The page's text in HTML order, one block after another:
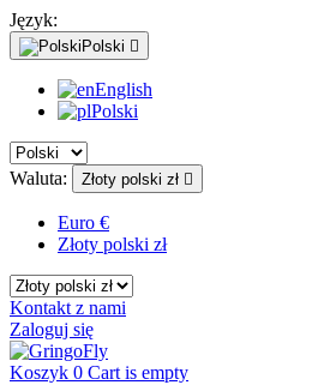
Język:
Polski 
English
Polski
Waluta: Złoty polski zł 
Euro €
Złoty polski zł
Kontakt z nami
Zaloguj się
Koszyk 0 Cart is empty